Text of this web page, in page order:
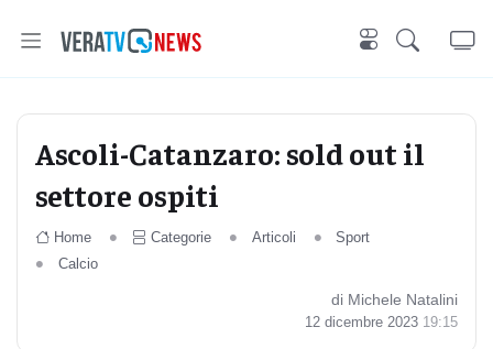
Ascoli-Catanzaro: sold out il
settore ospiti
Home Categorie Articoli
Sport
Calcio
di Michele Natalini
12 dicembre 2023 19:15